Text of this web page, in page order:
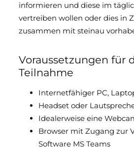
informieren und diese im
vertreiben wollen oder dies in
zusammen mit steinau
Voraussetzungen für
Teilnahme
Internetfähiger PC,
Headset oder
Idealerweise eine
Browser mit Zugang zur
Software MS Teams